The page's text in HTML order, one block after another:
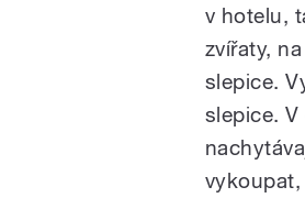
v hotelu,
zvířaty,
slepice.
slepice.